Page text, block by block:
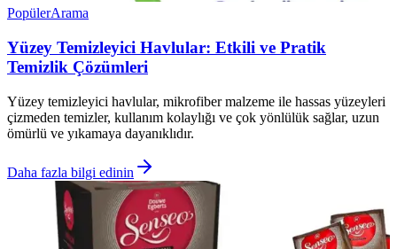
PopülerArama
Yüzey Temizleyici Havlular: Etkili ve Pratik
Temizlik Çözümleri
Yüzey temizleyici havlular, mikrofiber malzeme ile hassas yüzeyleri
çizmeden temizler, kullanım kolaylığı ve çok yönlülük sağlar, uzun
ömürlü ve yıkamaya dayanıklıdır.
Daha fazla bilgi edinin